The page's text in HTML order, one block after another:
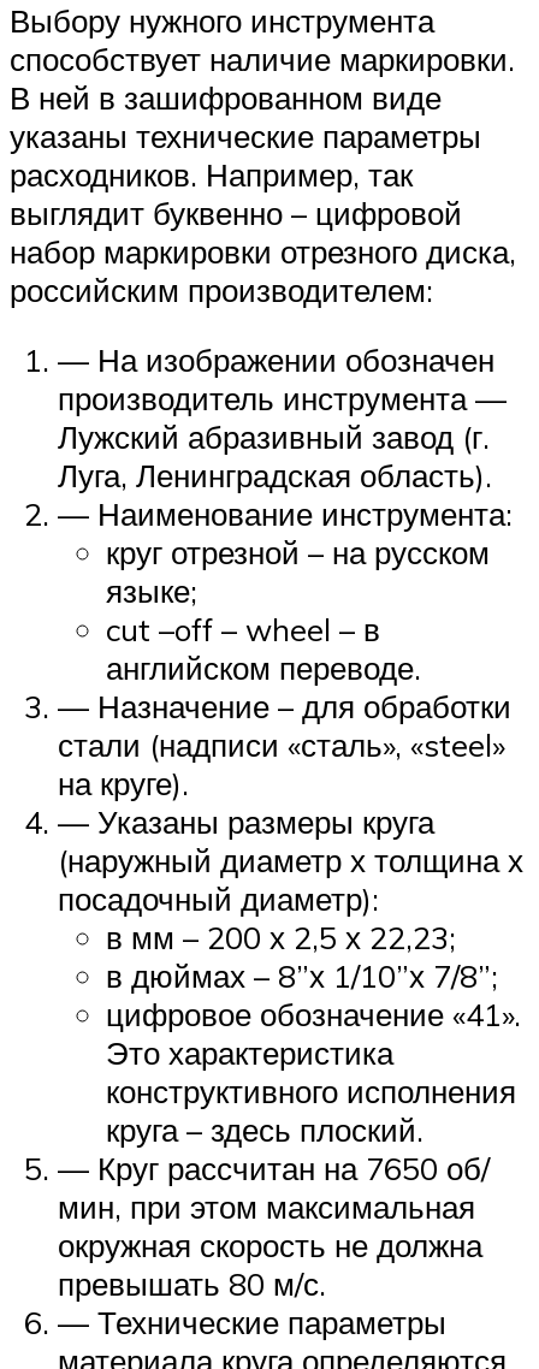
Выбору нужного инструмента
способствует наличие маркировки.
В ней в зашифрованном виде
указаны технические параметры
расходников. Например, так
выглядит буквенно – цифровой
набор маркировки отрезного диска,
российским производителем:
— На изображении обозначен
производитель инструмента —
Лужский абразивный завод (г.
Луга, Ленинградская область).
— Наименование инструмента:
круг отрезной – на русском
языке;
cut –off – wheel – в
английском переводе.
— Назначение – для обработки
стали (надписи «сталь», «steel»
на круге).
— Указаны размеры круга
(наружный диаметр х толщина х
посадочный диаметр):
в мм – 200 х 2,5 х 22,23;
в дюймах – 8”х 1/10”х 7/8”;
цифровое обозначение «41».
Это характеристика
конструктивного исполнения
круга – здесь плоский.
— Круг рассчитан на 7650 об/
мин, при этом максимальная
окружная скорость не должна
превышать 80 м/с.
— Технические параметры
материала круга определяются